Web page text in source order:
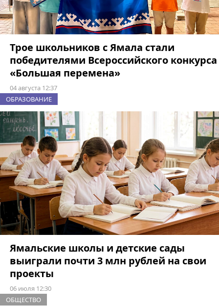
Трое школьников с Ямала стали
победителями Всероссийского конкурса
«Большая перемена»
04 августа 12:37
ОБРАЗОВАНИЕ
Ямальские школы и детские сады
выиграли почти 3 млн рублей на свои
проекты
06 июля 12:30
ОБЩЕСТВО